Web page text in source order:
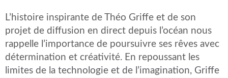
L’histoire inspirante de Théo Griffe et de son
projet de diffusion en direct depuis l’océan nous
rappelle l’importance de poursuivre ses rêves avec
détermination et créativité. En repoussant les
limites de la technologie et de l’imagination, Griffe